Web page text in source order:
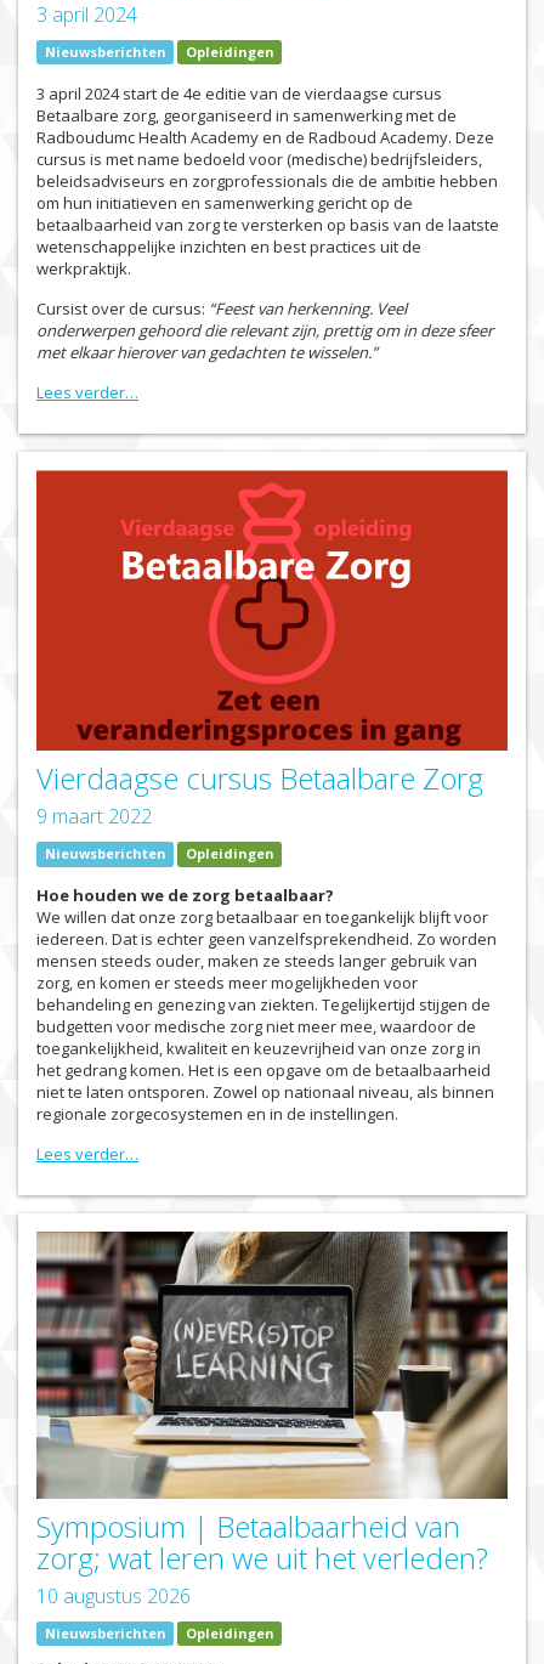
3 april 2024
Nieuwsberichten Opleidingen
3 april 2024 start de 4e editie van de vierdaagse cursus
Betaalbare zorg, georganiseerd in samenwerking met de
Radboudumc Health Academy en de Radboud Academy. Deze
cursus is met name bedoeld voor (medische) bedrijfsleiders,
beleidsadviseurs en zorgprofessionals die de ambitie hebben
om hun initiatieven en samenwerking gericht op de
betaalbaarheid van zorg te versterken op basis van de laatste
wetenschappelijke inzichten en best practices uit de
werkpraktijk.
Cursist over de cursus: “Feest van herkenning. Veel
onderwerpen gehoord die relevant zijn, prettig om in deze sfeer
met elkaar hierover van gedachten te wisselen.”
Lees verder…
Vierdaagse cursus Betaalbare Zorg
9 maart 2022
Nieuwsberichten Opleidingen
Hoe houden we de zorg betaalbaar?
We willen dat onze zorg betaalbaar en toegankelijk blijft voor
iedereen. Dat is echter geen vanzelfsprekendheid. Zo worden
mensen steeds ouder, maken ze steeds langer gebruik van
zorg, en komen er steeds meer mogelijkheden voor
behandeling en genezing van ziekten. Tegelijkertijd stijgen de
budgetten voor medische zorg niet meer mee, waardoor de
toegankelijkheid, kwaliteit en keuzevrijheid van onze zorg in
het gedrang komen. Het is een opgave om de betaalbaarheid
niet te laten ontsporen. Zowel op nationaal niveau, als binnen
regionale zorgecosystemen en in de instellingen.
Lees verder…
Symposium | Betaalbaarheid van
zorg; wat leren we uit het verleden?
10 augustus 2026
Nieuwsberichten Opleidingen